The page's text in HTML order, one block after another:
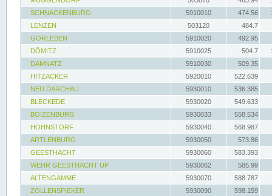
SCHNACKENBURG
5910010 474.56
LENZEN
503120 484.7
GORLEBEN
5910020 492.95
DÖMITZ
5910025 504.7
DAMNATZ
5910030
509.35
HITZACKER
5920010
522.639
NEU DARCHAU
5930010
536.385
BLECKEDE
5930020
549.633
BOIZENBURG
5930033
558.534
HOHNSTORF
5930040
568.987
ARTLENBURG
5930050
573.86
GEESTHACHT
5930060
583.393
WEHR GEESTHACHT UP
5930062
585.99
ALTENGAMME
5930070
588.787
ZOLLENSPIEKER
5930090
598.159